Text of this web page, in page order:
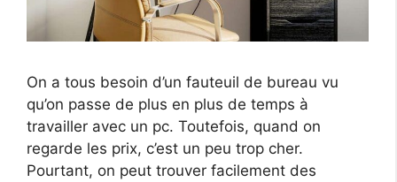
On a tous besoin d’un fauteuil de bureau vu
qu’on passe de plus en plus de temps à
travailler avec un pc. Toutefois, quand on
regarde les prix, c’est un peu trop cher.
Pourtant, on peut trouver facilement des